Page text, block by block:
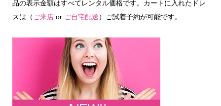
品の表示金額はすべてレンタル価格です。カートに入れたドレ
スは（ご来店or ご自宅配送）ご試着予約が可能です。